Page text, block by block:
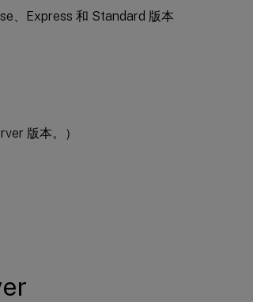
、Express 和 Standard 版本
版本。）